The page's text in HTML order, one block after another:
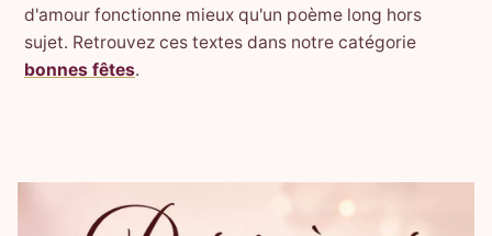
d'amour fonctionne mieux qu'un poème long hors
sujet. Retrouvez ces textes dans notre catégorie
bonnes fêtes.